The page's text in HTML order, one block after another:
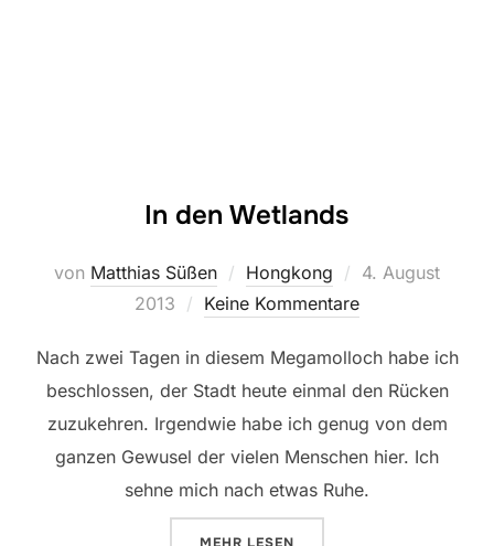
In den Wetlands
von Matthias Süßen Hongkong
Veröffentlicht
4. August
2013
Keine Kommentare
Nach zwei Tagen in diesem Megamolloch habe ich
beschlossen, der Stadt heute einmal den Rücken
zuzukehren. Irgendwie habe ich genug von dem
ganzen Gewusel der vielen Menschen hier. Ich
sehne mich nach etwas Ruhe.
MEHR ÜBER „IN DEN WETLANDS“
LESEN